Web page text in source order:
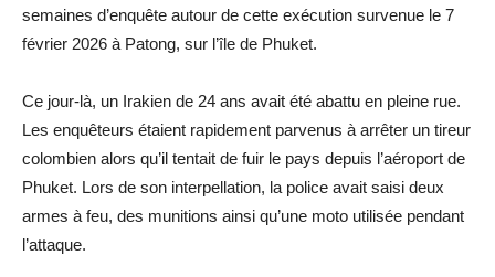
semaines d’enquête autour de cette exécution survenue le 7
février 2026 à Patong, sur l’île de Phuket.
Ce jour-là, un Irakien de 24 ans avait été abattu en pleine rue.
Les enquêteurs étaient rapidement parvenus à arrêter un tireur
colombien alors qu’il tentait de fuir le pays depuis l’aéroport de
Phuket. Lors de son interpellation, la police avait saisi deux
armes à feu, des munitions ainsi qu’une moto utilisée pendant
l’attaque.